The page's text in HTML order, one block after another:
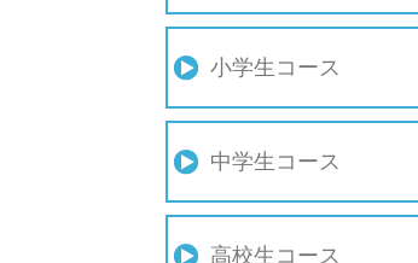
小学生コース
中学生コース
高校生コース